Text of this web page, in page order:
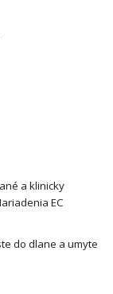
a klinicky
EC
do dlane a umyte